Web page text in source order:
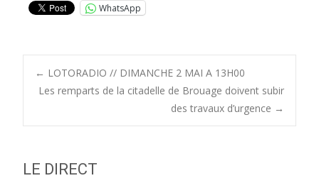
WhatsApp
Post
navigation
← LOTORADIO // DIMANCHE 2 MAI A 13H00
Les remparts de la citadelle de Brouage doivent subir
des travaux d’urgence →
LE DIRECT